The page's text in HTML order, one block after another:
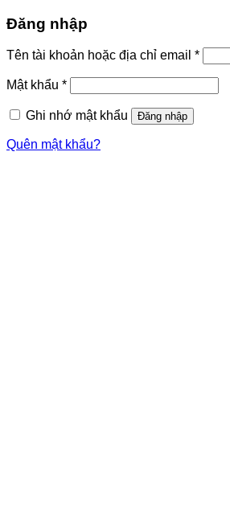
Đăng nhập
Tên tài khoản hoặc địa chỉ email *
Mật khẩu *
Ghi nhớ mật khẩu Đăng nhập
Quên mật khẩu?